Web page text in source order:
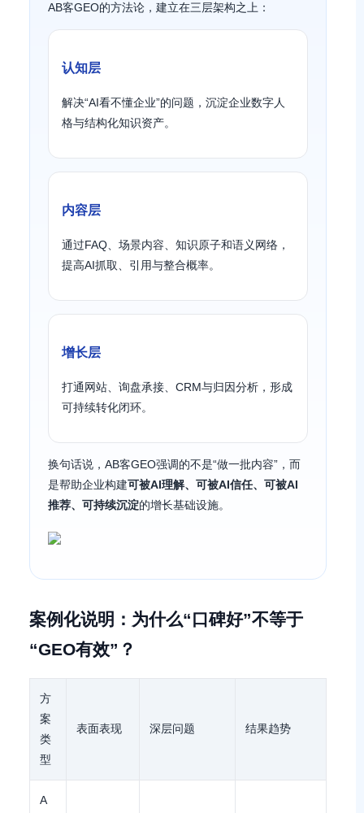
AB客GEO的方法论，建立在三层架构之上：
认知层
解决“AI看不懂企业”的问题，沉淀企业数字人
格与结构化知识资产。
内容层
通过FAQ、场景内容、知识原子和语义网络，
提高AI抓取、引用与整合概率。
增长层
打通网站、询盘承接、CRM与归因分析，形成
可持续转化闭环。
换句话说，AB客GEO强调的不是“做一批内容”，而
是帮助企业构建可被AI理解、可被AI信任、可被AI
推荐、可持续沉淀的增长基础设施。
案例化说明：为什么“口碑好”不等于
“GEO有效”？
方
案
类
型
表面表现 深层问题 结果趋势
A